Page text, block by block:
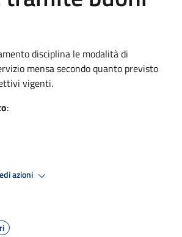
disciplina le modalità di
mensa secondo quanto previsto
vigenti.
:
azioni